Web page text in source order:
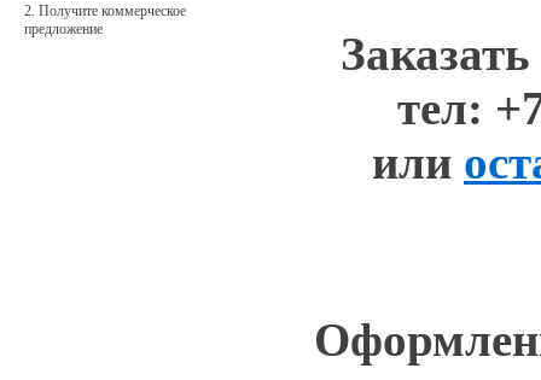
тел:
или
2. Получите коммерческое
предложение